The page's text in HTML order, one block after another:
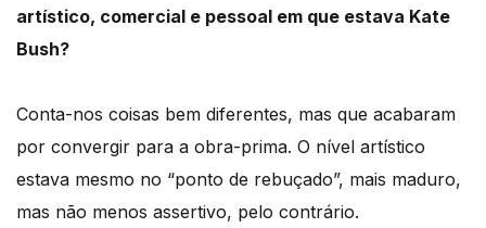
artístico, comercial e pessoal em que estava Kate
Bush?
Conta-nos coisas bem diferentes, mas que acabaram
por convergir para a obra-prima. O nível artístico
estava mesmo no “ponto de rebuçado”, mais maduro,
mas não menos assertivo, pelo contrário.